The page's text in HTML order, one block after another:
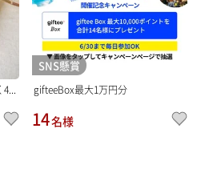
SNS懸賞
gifteeBox最大1万円分
14名様